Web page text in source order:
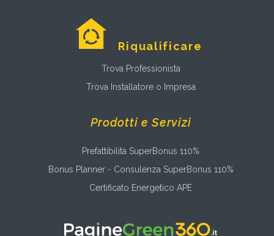
Riqualificare
Trova Professionista
Trova Installatore o Impresa
Prodotti e Servizi
Prefattibilità SuperBonus 110%
Bonus Planner - Consulenza SuperBonus 110%
Certificato Energetico APE